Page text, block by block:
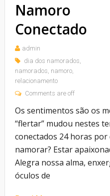
Namoro
Conectado
admin
dia dos namorados,
namorados, namoro,
relacionamento
Comments are off
Os sentimentos são os
“flertar” mudou nestes
conectados 24 horas por
namorar? Estar
Alegra nossa alma,
óculos de